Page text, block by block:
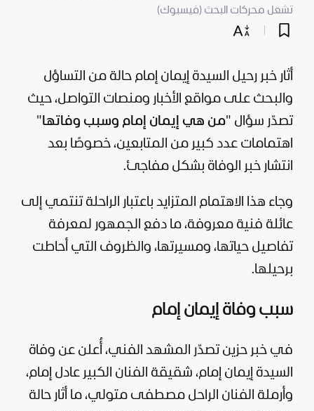
تشعل محركات البحث (فيسبوك)
أثار خبر رحيل السيدة إيمان إمام حالة من التساؤل
والبحث على مواقع الأخبار ومنصات التواصل، حيث
تصدّر سؤال "من هي إيمان إمام وسبب وفاتها"
اهتمامات عدد كبير من المتابعين، خصوصًا بعد
انتشار خبر الوفاة بشكل مفاجئ.
وجاء هذا الاهتمام المتزايد باعتبار الراحلة تنتمي إلى
عائلة فنية معروفة، ما دفع الجمهور لمعرفة
تفاصيل حياتها، ومسيرتها، والظروف التي أحاطت
برحيلها.
سبب وفاة إيمان إمام
في خبر حزين تصدّر المشهد الفني، أُعلن عن وفاة
السيدة إيمان إمام، شقيقة الفنان الكبير عادل إمام،
وأرملة الفنان الراحل مصطفى متولي، ما أثار حالة